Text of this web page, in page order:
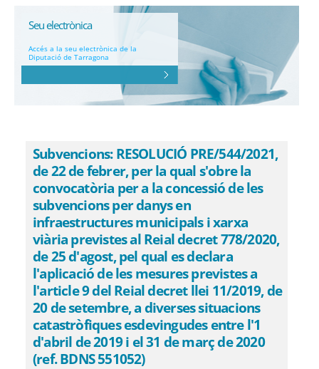
Seu electrònica
Accés a la seu electrònica de la
Diputació de Tarragona
Subvencions: RESOLUCIÓ PRE/544/2021,
de 22 de febrer, per la qual s'obre la
convocatòria per a la concessió de les
subvencions per danys en
infraestructures municipals i xarxa
viària previstes al Reial decret 778/2020,
de 25 d'agost, pel qual es declara
l'aplicació de les mesures previstes a
l'article 9 del Reial decret llei 11/2019, de
20 de setembre, a diverses situacions
catastròfiques esdevingudes entre l'1
d'abril de 2019 i el 31 de març de 2020
(ref. BDNS 551052)